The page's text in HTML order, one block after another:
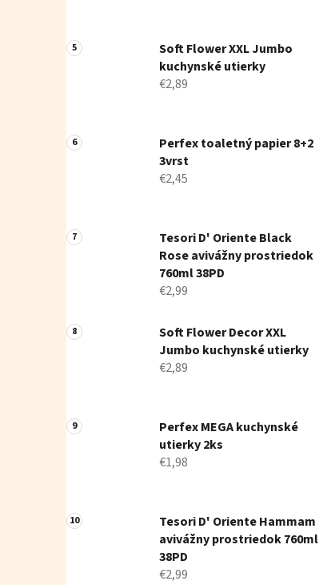
Soft Flower XXL Jumbo
kuchynské utierky
€2,89
Perfex toaletný papier 8+2
3vrst
€2,45
Tesori D' Oriente Black
Rose avivážny prostriedok
760ml 38PD
€2,99
Soft Flower Decor XXL
Jumbo kuchynské utierky
€2,89
Perfex MEGA kuchynské
utierky 2ks
€1,98
Tesori D' Oriente Hammam
avivážny prostriedok 760ml
38PD
€2,99